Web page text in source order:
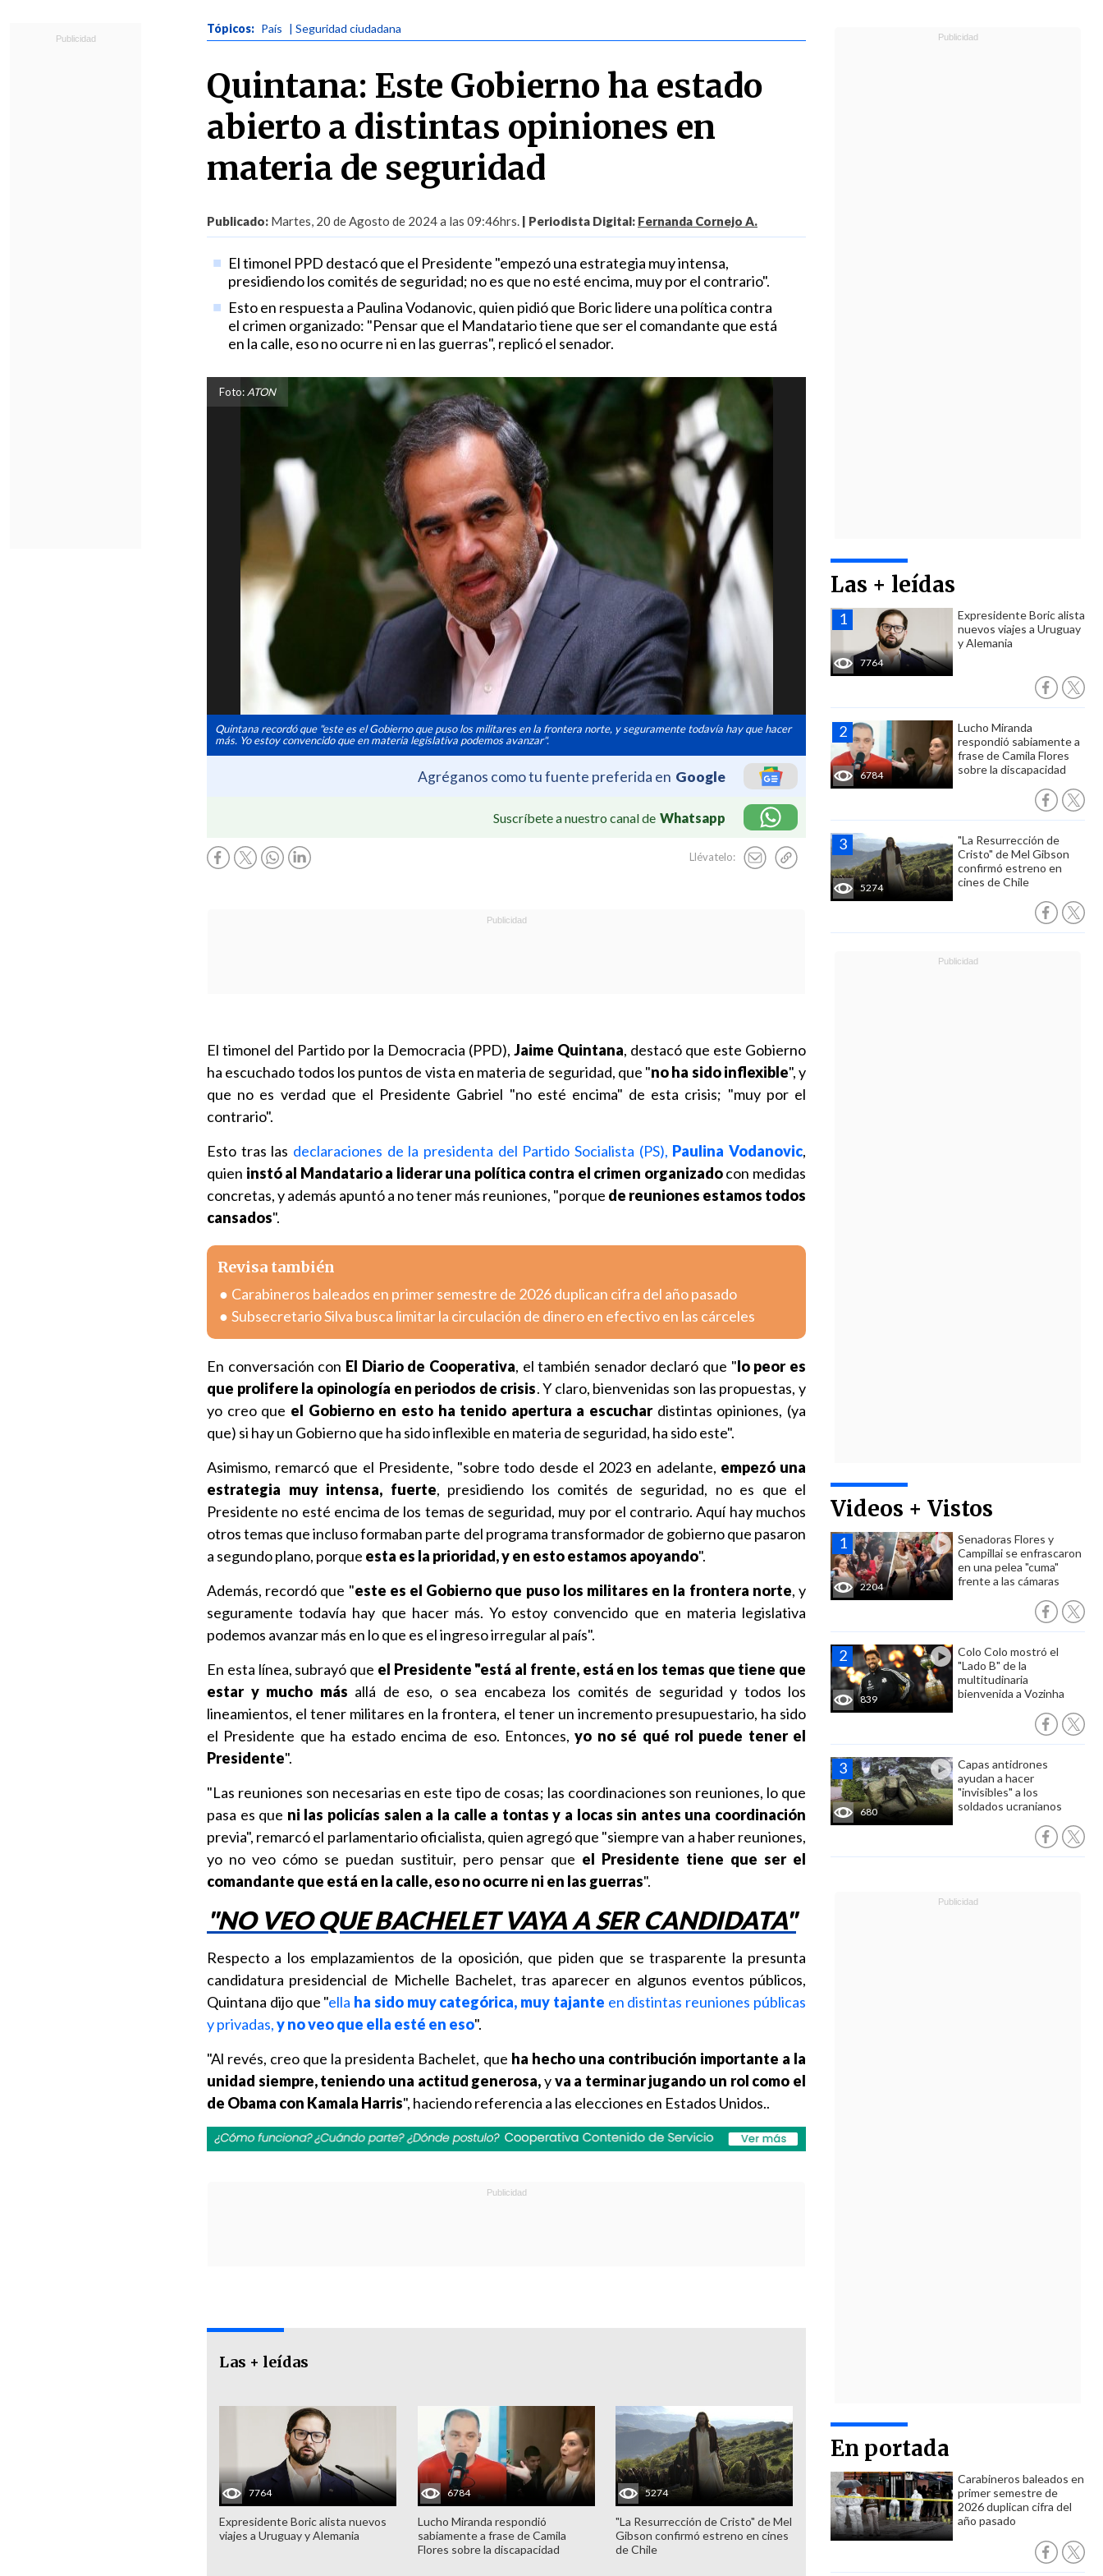
Tópicos: País | Seguridad ciudadana
Quintana: Este Gobierno ha estado
abierto a distintas opiniones en
materia de seguridad
Publicado: Martes, 20 de Agosto de 2024 a las 09:46hrs. | Periodista Digital: Fernanda Cornejo A.
El timonel PPD destacó que el Presidente "empezó una estrategia muy intensa,
presidiendo los comités de seguridad; no es que no esté encima, muy por el contrario".
Esto en respuesta a Paulina Vodanovic, quien pidió que Boric lidere una política contra
el crimen organizado: "Pensar que el Mandatario tiene que ser el comandante que está
en la calle, eso no ocurre ni en las guerras", replicó el senador.
Foto: ATON
Quintana recordó que "este es el Gobierno que puso los militares en la frontera norte, y seguramente todavía hay que hacer
más. Yo estoy convencido que en materia legislativa podemos avanzar".
Agréganos como tu fuente preferida en Google
Suscríbete a nuestro canal de Whatsapp
Llévatelo:
Las + leídas
7764
Expresidente Boric alista
nuevos viajes a Uruguay
y Alemania
6784
Lucho Miranda
respondió sabiamente a
frase de Camila Flores
sobre la discapacidad
5274
"La Resurrección de
Cristo" de Mel Gibson
confirmó estreno en
cines de Chile
Videos + Vistos
2204
Senadoras Flores y
Campillai se enfrascaron
en una pelea "cuma"
frente a las cámaras
839
Colo Colo mostró el
"Lado B" de la
multitudinaria
bienvenida a Vozinha
680
Capas antidrones
ayudan a hacer
"invisibles" a los
soldados ucranianos
En portada
Carabineros baleados en
primer semestre de
2026 duplican cifra del
año pasado
El timonel del Partido por la Democracia (PPD), Jaime Quintana, destacó que este Gobierno
ha escuchado todos los puntos de vista en materia de seguridad, que "no ha sido inflexible", y
que no es verdad que el Presidente Gabriel "no esté encima" de esta crisis; "muy por el
contrario".
Esto tras las declaraciones de la presidenta del Partido Socialista (PS), Paulina Vodanovic,
quien instó al Mandatario a liderar una política contra el crimen organizadocon medidas
concretas, y además apuntó a no tener más reuniones, "porque de reuniones estamos todos
cansados".
Revisa también
Carabineros baleados en primer semestre de 2026 duplican cifra del año pasado
Subsecretario Silva busca limitar la circulación de dinero en efectivo en las cárceles
En conversación con El Diario de Cooperativa, el también senador declaró que "lo peor es
que prolifere la opinología en periodos de crisis. Y claro, bienvenidas son las propuestas, y
yo creo que el Gobierno en esto ha tenido apertura a escuchardistintas opiniones, (ya
que) si hay un Gobierno que ha sido inflexible en materia de seguridad, ha sido este".
Asimismo, remarcó que el Presidente, "sobre todo desde el 2023 en adelante, empezó una
estrategia muy intensa, fuerte, presidiendo los comités de seguridad, no es que el
Presidente no esté encima de los temas de seguridad, muy por el contrario. Aquí hay muchos
otros temas que incluso formaban parte del programa transformador de gobierno que pasaron
a segundo plano, porque esta es la prioridad, y en esto estamos apoyando".
Además, recordó que "este es el Gobierno que puso los militares en la frontera norte, y
seguramente todavía hay que hacer más. Yo estoy convencido que en materia legislativa
podemos avanzar más en lo que es el ingreso irregular al país".
En esta línea, subrayó que el Presidente "está al frente, está en los temas que tiene que
estar y mucho más allá de eso, o sea encabeza los comités de seguridad y todos los
lineamientos, el tener militares en la frontera, el tener un incremento presupuestario, ha sido
el Presidente que ha estado encima de eso. Entonces,yo no sé qué rol puede tener el
Presidente".
"Las reuniones son necesarias en este tipo de cosas; las coordinaciones son reuniones, lo que
pasa es que ni las policías salen a la calle a tontas y a locas sin antes una coordinación
previa", remarcó el parlamentario oficialista, quien agregó que "siempre van a haber reuniones,
yo no veo cómo se puedan sustituir, pero pensar que el Presidente tiene que ser el
comandante que está en la calle, eso no ocurre ni en las guerras".
"NO VEO QUE BACHELET VAYA A SER CANDIDATA"
Respecto a los emplazamientos de la oposición, que piden que se trasparente la presunta
candidatura presidencial de Michelle Bachelet, tras aparecer en algunos eventos públicos,
Quintana dijo que "ella ha sido muy categórica, muy tajante en distintas reuniones públicas
y privadas,y no veo que ella esté en eso".
"Al revés, creo que la presidenta Bachelet, que ha hecho una contribución importante a la
unidad siempre, teniendo una actitud generosa,yva a terminar jugando un rol como el
de Obama con Kamala Harris", haciendo referencia a las elecciones en Estados Unidos..
Las + leídas
7764
Expresidente Boric alista nuevos
viajes a Uruguay y Alemania
6784
Lucho Miranda respondió
sabiamente a frase de Camila
Flores sobre la discapacidad
5274
"La Resurrección de Cristo" de Mel
Gibson confirmó estreno en cines
de Chile